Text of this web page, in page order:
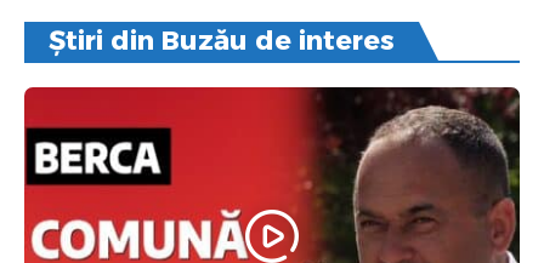
Știri din Buzău de interes